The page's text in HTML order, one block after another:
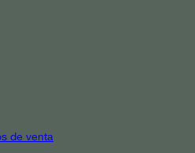
de venta